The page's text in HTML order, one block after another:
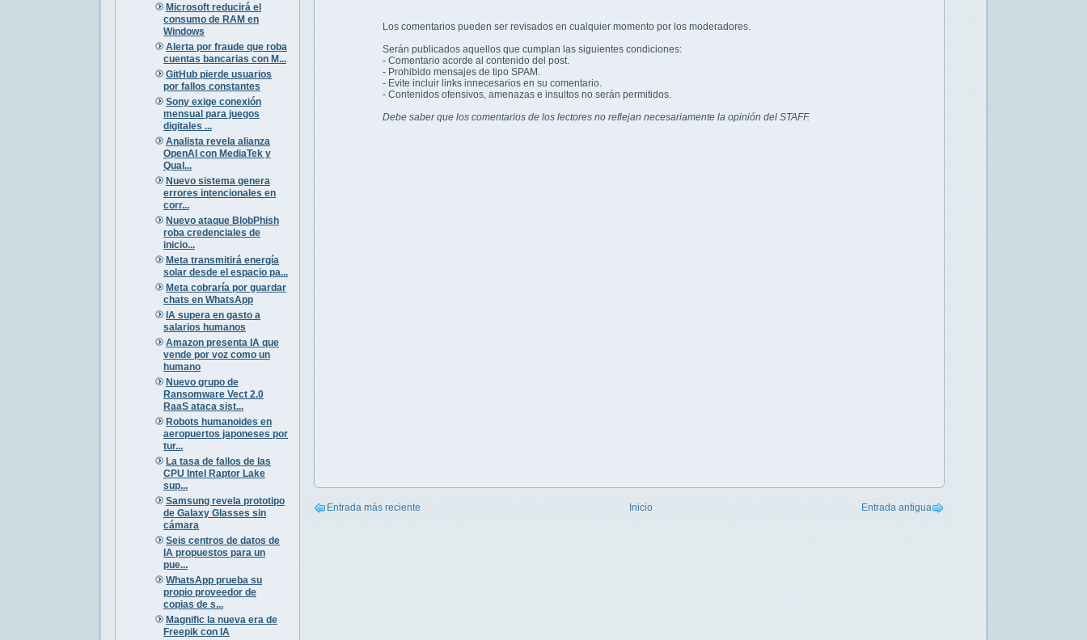
Microsoft reducirá el
consumo de RAM en
Windows
Alerta por fraude que roba
cuentas bancarias con M...
GitHub pierde usuarios
por fallos constantes
Sony exige conexión
mensual para juegos
digitales ...
Analista revela alianza
OpenAI con MediaTek y
Qual...
Nuevo sistema genera
errores intencionales en
corr...
Nuevo ataque BlobPhish
roba credenciales de
inicio...
Meta transmitirá energía
solar desde el espacio pa...
Meta cobraría por guardar
chats en WhatsApp
IA supera en gasto a
salarios humanos
Amazon presenta IA que
vende por voz como un
humano
Nuevo grupo de
Ransomware Vect 2.0
RaaS ataca sist...
Robots humanoides en
aeropuertos japoneses por
tur...
La tasa de fallos de las
CPU Intel Raptor Lake
sup...
Samsung revela prototipo
de Galaxy Glasses sin
cámara
Seis centros de datos de
IA propuestos para un
pue...
WhatsApp prueba su
propio proveedor de
copias de s...
Magnific la nueva era de
Freepik con IA
Los comentarios pueden ser revisados en cualquier momento por los moderadores.
Serán publicados aquellos que cumplan las siguientes condiciones:
- Comentario acorde al contenido del post.
- Prohibido mensajes de tipo SPAM.
- Evite incluir links innecesarios en su comentario.
- Contenidos ofensivos, amenazas e insultos no serán permitidos.
Debe saber que los comentarios de los lectores no reflejan necesariamente la opinión del STAFF.
Entrada más reciente Entrada antigua
Inicio